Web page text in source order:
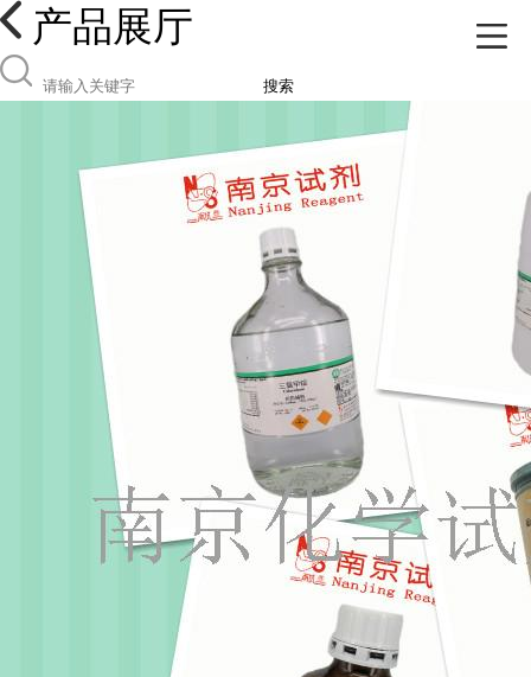
产品展厅
搜索